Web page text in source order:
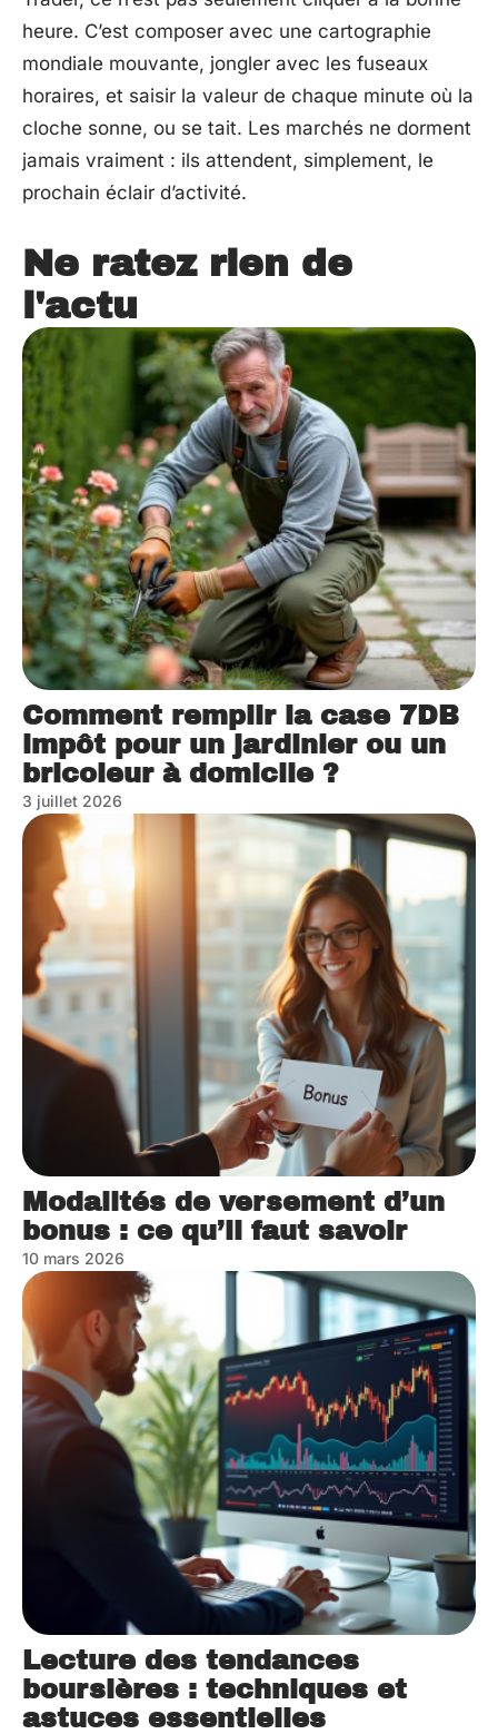
heure. C’est composer avec une cartographie
mondiale mouvante, jongler avec les fuseaux
horaires, et saisir la valeur de chaque minute où la
cloche sonne, ou se tait. Les marchés ne dorment
jamais vraiment : ils attendent, simplement, le
prochain éclair d’activité.
Ne ratez rien de
l'actu
Comment remplir la case 7DB
impôt pour un jardinier ou un
bricoleur à domicile ?
3 juillet 2026
Modalités de versement d’un
bonus : ce qu’il faut savoir
10 mars 2026
Lecture des tendances
boursières : techniques et
astuces essentielles